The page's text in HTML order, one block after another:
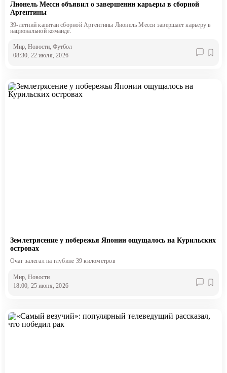
Лионель Месси объявил о завершении карьеры в сборной
Аргентины
39-летний капитан сборной Аргентины Лионель Месси завершает карьеру в
национальной команде.
Мир, Новости, Футбол
08:30, 22 июля, 2026
Землетрясение у побережья Японии ощущалось на Курильских
островах
Очаг залегал на глубине 39 километров
Мир , Новости
18:00, 25 июня, 2026